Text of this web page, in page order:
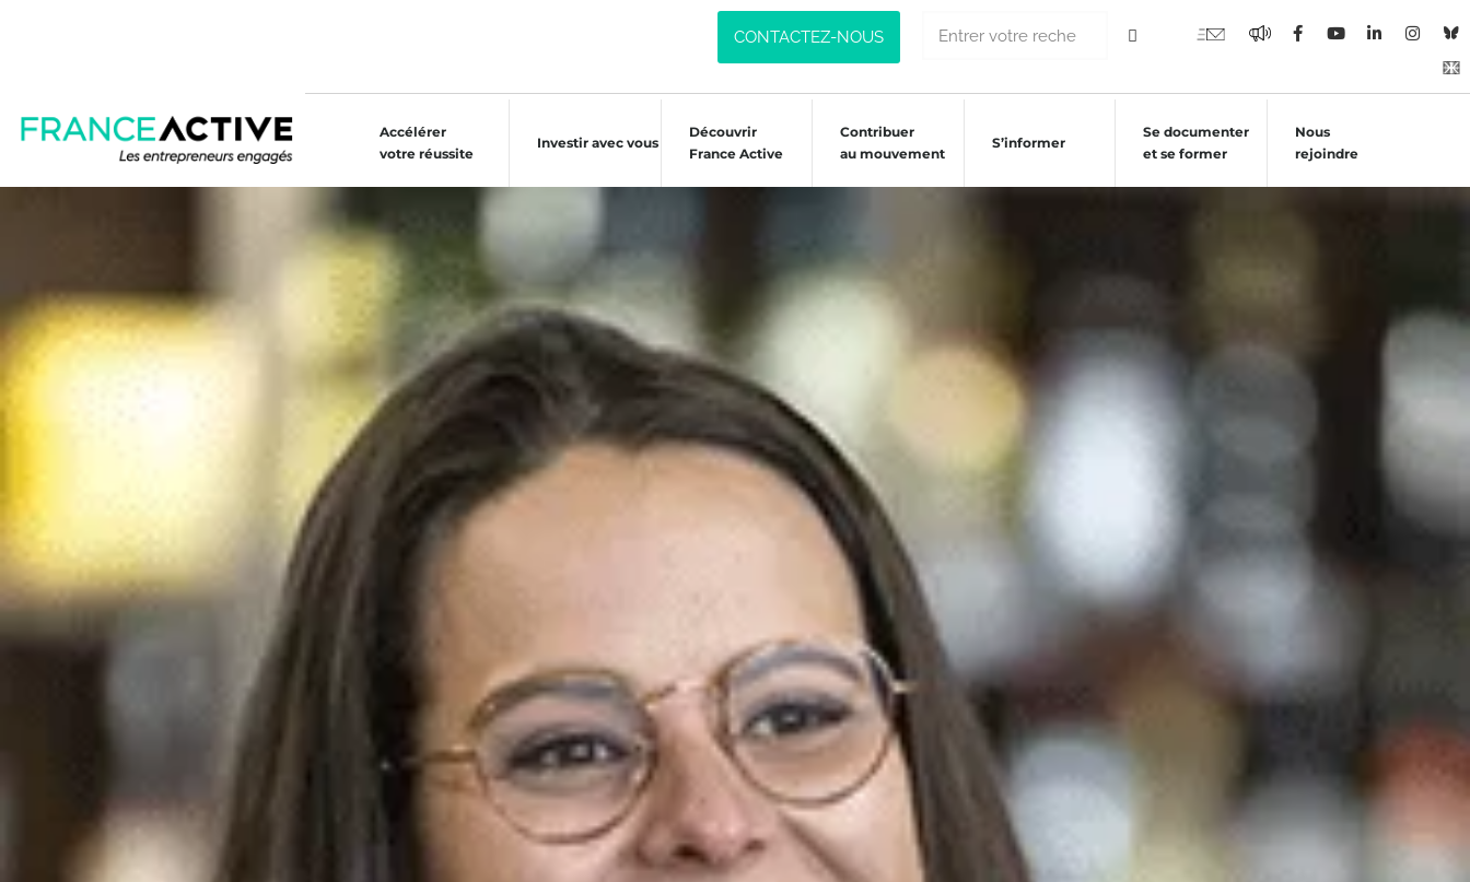
CONTACTEZ-NOUS
Accélérer
votre réussite
Investir avec vous
Découvrir
France Active
Contribuer
au mouvement
S’informer
Se documenter
et se former
Nous
rejoindre